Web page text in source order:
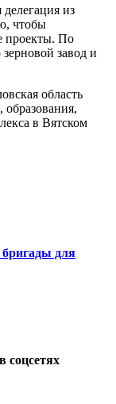
из
чтобы
проекты. По
завод и
область
образования,
в Вятском
для
соцсетях